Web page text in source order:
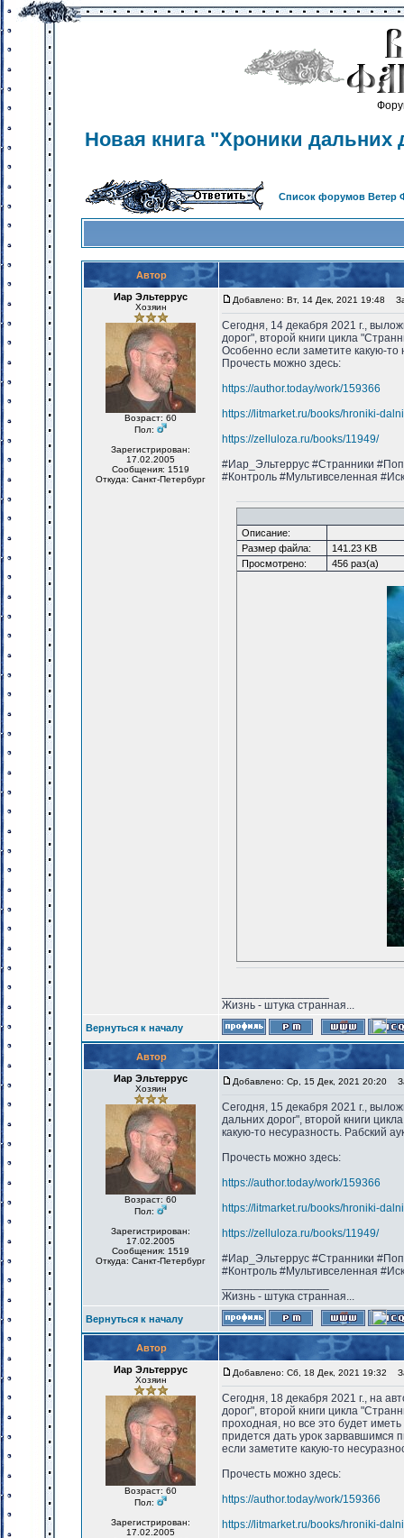
Новая книга "Хроники дальних
Список форумов Ветер
Автор
Иар Эльтеррус
Хозяин
Возраст: 60
Пол:
Зарегистрирован:
17.02.2005
Сообщения: 1519
Откуда: Санкт-Петербург
Добавлено: Вт, 14 Дек, 2021 19:48
Сегодня, 14 декабря 2021 г.,
дорог", второй книги цикла
Особенно если заметите какую-то
Прочесть можно здесь:
https://author.today/work/159366
https://litmarket.ru/books/hroniki-
https://zelluloza.ru/books/11949/
#Иар_Эльтеррус #Странники
#Контроль #Мультивселенная
Описание:
Размер файла:
141.23 KB
Просмотрено:
456 раз(а)
Жизнь - штука странная...
Вернуться к началу
Автор
Иар Эльтеррус
Хозяин
Возраст: 60
Пол:
Зарегистрирован:
17.02.2005
Сообщения: 1519
Откуда: Санкт-Петербург
Добавлено: Ср, 15 Дек, 2021 20:20
Сегодня, 15 декабря 2021 г.,
дальних дорог", второй книги
какую-то несуразность. Рабский
Прочесть можно здесь:
https://author.today/work/159366
https://litmarket.ru/books/hroniki-
https://zelluloza.ru/books/11949/
#Иар_Эльтеррус #Странники
#Контроль #Мультивселенная
Жизнь - штука странная...
Вернуться к началу
Автор
Иар Эльтеррус
Хозяин
Возраст: 60
Пол:
Зарегистрирован:
17.02.2005
Добавлено: Сб, 18 Дек, 2021 19:32
Сегодня, 18 декабря 2021 г., на
дорог", второй книги цикла
проходная, но все это будет
придется дать урок зарвавшимся
если заметите какую-то
Прочесть можно здесь:
https://author.today/work/159366
https://litmarket.ru/books/hroniki-